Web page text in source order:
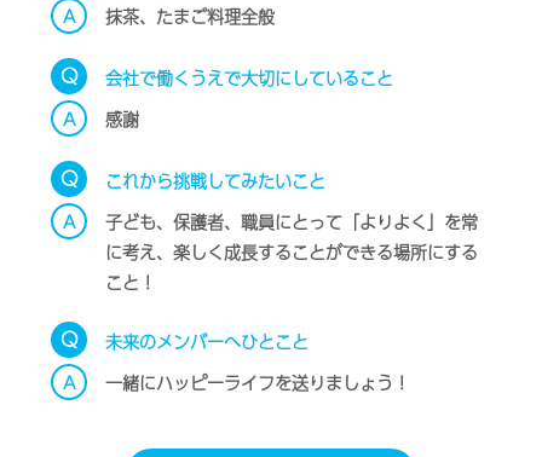
A
抹茶、たまご料理全般
Q
会社で働くうえで大切にしていること
A
感謝
Q
これから挑戦してみたいこと
A
子ども、保護者、職員にとって「よりよく」を常
に考え、楽しく成長することができる場所にする
こと！
Q
未来のメンバーへひとこと
A
一緒にハッピーライフを送りましょう！